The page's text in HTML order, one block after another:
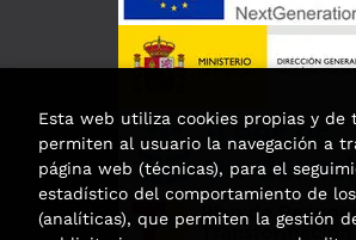
Esta web utiliza cookies propias y de
permiten al usuario la navegación a
página web (técnicas), para el
estadístico del comportamiento de
(analíticas), que permiten la gestión